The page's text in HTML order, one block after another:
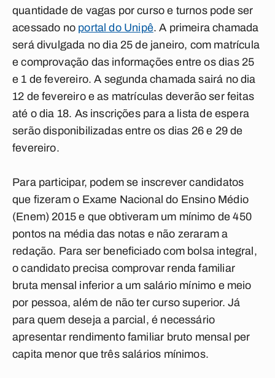
quantidade de vagas por curso e turnos pode ser
acessado no portal do Unipê. A primeira chamada
será divulgada no dia 25 de janeiro, com matrícula
e comprovação das informações entre os dias 25
e 1 de fevereiro. A segunda chamada sairá no dia
12 de fevereiro e as matrículas deverão ser feitas
até o dia 18. As inscrições para a lista de espera
serão disponibilizadas entre os dias 26 e 29 de
fevereiro.
Para participar, podem se inscrever candidatos
que fizeram o Exame Nacional do Ensino Médio
(Enem) 2015 e que obtiveram um mínimo de 450
pontos na média das notas e não zeraram a
redação. Para ser beneficiado com bolsa integral,
o candidato precisa comprovar renda familiar
bruta mensal inferior a um salário mínimo e meio
por pessoa, além de não ter curso superior. Já
para quem deseja a parcial, é necessário
apresentar rendimento familiar bruto mensal per
capita menor que três salários mínimos.